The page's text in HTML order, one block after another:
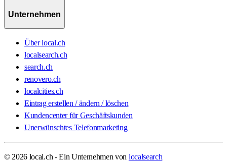
Unternehmen
Über local.ch
localsearch.ch
search.ch
renovero.ch
localcities.ch
Eintrag erstellen / ändern / löschen
Kundencenter für Geschäftskunden
Unerwünschtes Telefonmarketing
© 2026 local.ch - Ein Unternehmen von localsearch